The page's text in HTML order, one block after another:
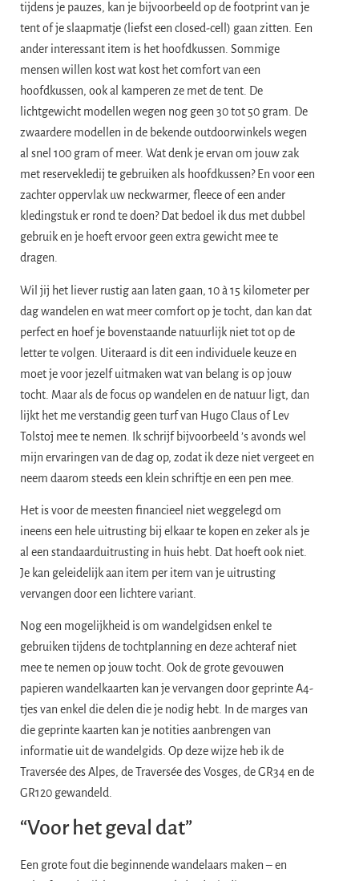
tijdens je pauzes, kan je bijvoorbeeld op de footprint van je
tent of je slaapmatje (liefst een closed-cell) gaan zitten. Een
ander interessant item is het hoofdkussen. Sommige
mensen willen kost wat kost het comfort van een
hoofdkussen, ook al kamperen ze met de tent. De
lichtgewicht modellen wegen nog geen 30 tot 50 gram. De
zwaardere modellen in de bekende outdoorwinkels wegen
al snel 100 gram of meer. Wat denk je ervan om jouw zak
met reservekledij te gebruiken als hoofdkussen? En voor een
zachter oppervlak uw neckwarmer, fleece of een ander
kledingstuk er rond te doen? Dat bedoel ik dus met dubbel
gebruik en je hoeft ervoor geen extra gewicht mee te
dragen.
Wil jij het liever rustig aan laten gaan, 10 à 15 kilometer per
dag wandelen en wat meer comfort op je tocht, dan kan dat
perfect en hoef je bovenstaande natuurlijk niet tot op de
letter te volgen. Uiteraard is dit een individuele keuze en
moet je voor jezelf uitmaken wat van belang is op jouw
tocht. Maar als de focus op wandelen en de natuur ligt, dan
lijkt het me verstandig geen turf van Hugo Claus of Lev
Tolstoj mee te nemen. Ik schrijf bijvoorbeeld ’s avonds wel
mijn ervaringen van de dag op, zodat ik deze niet vergeet en
neem daarom steeds een klein schriftje en een pen mee.
Het is voor de meesten financieel niet weggelegd om
ineens een hele uitrusting bij elkaar te kopen en zeker als je
al een standaarduitrusting in huis hebt. Dat hoeft ook niet.
Je kan geleidelijk aan item per item van je uitrusting
vervangen door een lichtere variant.
Nog een mogelijkheid is om wandelgidsen enkel te
gebruiken tijdens de tochtplanning en deze achteraf niet
mee te nemen op jouw tocht. Ook de grote gevouwen
papieren wandelkaarten kan je vervangen door geprinte A4-
tjes van enkel die delen die je nodig hebt. In de marges van
die geprinte kaarten kan je notities aanbrengen van
informatie uit de wandelgids. Op deze wijze heb ik de
Traversée des Alpes, de Traversée des Vosges, de GR34 en de
GR120 gewandeld.
“Voor het geval dat”
Een grote fout die beginnende wandelaars maken – en